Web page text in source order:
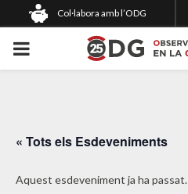
Col·labora amb l’ODG
PRIMARY
« Tots els Esdeveniments
Aquest esdeveniment ja ha passat.